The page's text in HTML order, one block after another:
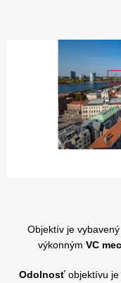
Objektív je vybavený
výkonným VC
Odolnosť objektívu je